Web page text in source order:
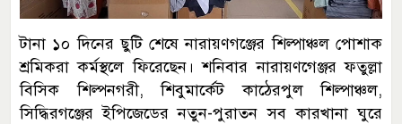
টানা ১০ দিনের ছুটি শেষে নারায়ণগঞ্জের শিল্পাঞ্চল পোশাক
শ্রমিকরা কর্মস্থলে ফিরেছেন। শনিবার নারায়ণগেঞ্জর ফতুল্লা
বিসিক শিল্পনগরী, শিবুমার্কেট কাঠেরপুল শিল্পাঞ্চল,
সিদ্ধিরগঞ্জের ইপিজেডের নতুন-পুরাতন সব কারখানা ঘুরে